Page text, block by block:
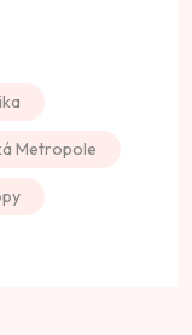
Metropole